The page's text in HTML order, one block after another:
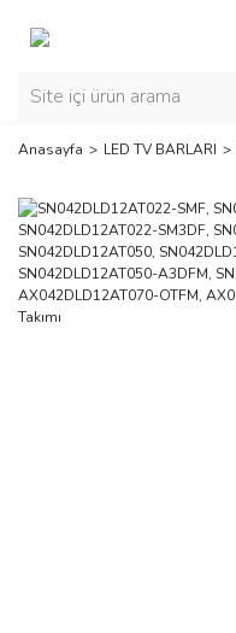
Anasayfa LED TV BARLARI